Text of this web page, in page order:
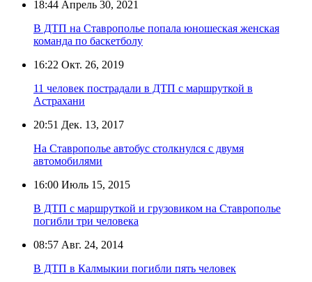
18:44 Апрель 30, 2021
В ДТП на Ставрополье попала юношеская женская
команда по баскетболу
16:22 Окт. 26, 2019
11 человек пострадали в ДТП с маршруткой в
Астрахани
20:51 Дек. 13, 2017
На Ставрополье автобус столкнулся с двумя
автомобилями
16:00 Июль 15, 2015
В ДТП с маршруткой и грузовиком на Ставрополье
погибли три человека
08:57 Авг. 24, 2014
В ДТП в Калмыкии погибли пять человек